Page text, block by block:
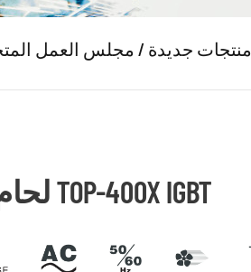
منتجات جديدة / مجلس العمل
لحام العاكس TOP-400X IGBT